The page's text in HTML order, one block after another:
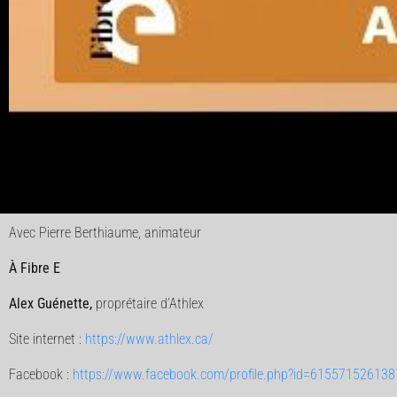
Avec Pierre Berthiaume, animateur
À Fibre E
Alex Guénette, proprétaire d’Athlex
Site internet : https://www.athlex.ca/
Facebook : https://www.facebook.com/